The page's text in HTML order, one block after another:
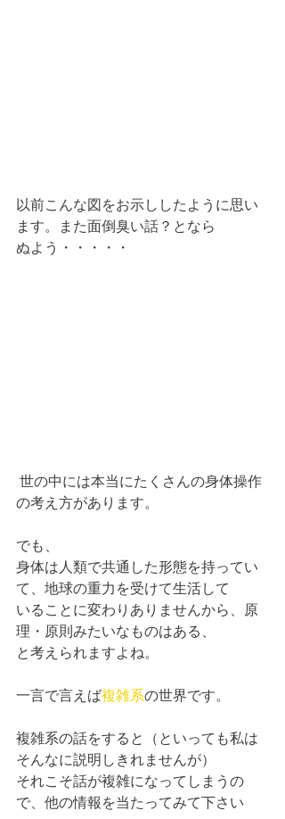
以前こんな図をお示ししたように思い
ます。また面倒臭い話？となら
ぬよう・・・・・
の考え方があります。
でも、
身体は人類で共通した形態を持ってい
て、地球の重力を受けて生活して
いることに変わりありませんから、原
理・原則みたいなものはある、
と考えられますよね。
一言で言えば複雑系の世界です。
複雑系の話をすると（といっても私は
そんなに説明しきれませんが）
それこそ話が複雑になってしまうの
で、他の情報を当たってみて下さい